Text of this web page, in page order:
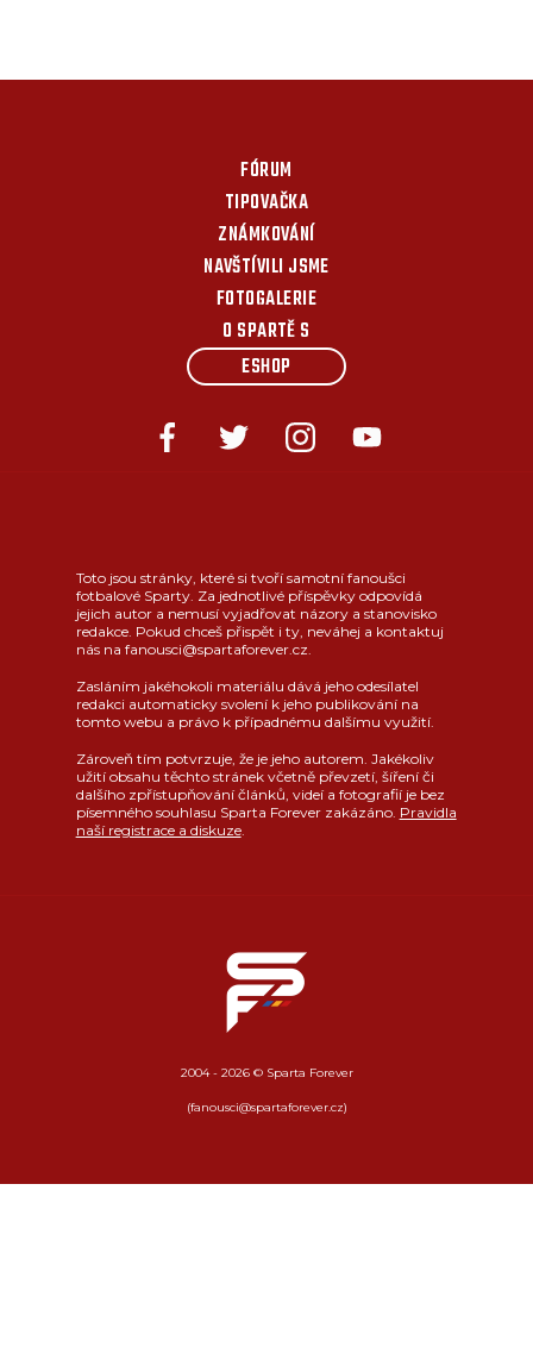
FÓRUM
TIPOVAČKA
ZNÁMKOVÁNÍ
NAVŠTÍVILI JSME
FOTOGALERIE
O SPARTĚ S
ESHOP
Toto jsou stránky, které si tvoří samotní fanoušci
fotbalové Sparty. Za jednotlivé příspěvky odpovídá
jejich autor a nemusí vyjadřovat názory a stanovisko
redakce. Pokud chceš přispět i ty, neváhej a kontaktuj
nás na fanousci@spartaforever.cz.
Zasláním jakéhokoli materiálu dává jeho odesílatel
redakci automaticky svolení k jeho publikování na
tomto webu a právo k případnému dalšímu využití.
Zároveň tím potvrzuje, že je jeho autorem. Jakékoliv
užití obsahu těchto stránek včetně převzetí, šíření či
dalšího zpřístupňování článků, videí a fotografií je bez
písemného souhlasu Sparta Forever zakázáno. Pravidla
naší registrace a diskuze.
2004 - 2026 © Sparta Forever
(fanousci@spartaforever.cz)